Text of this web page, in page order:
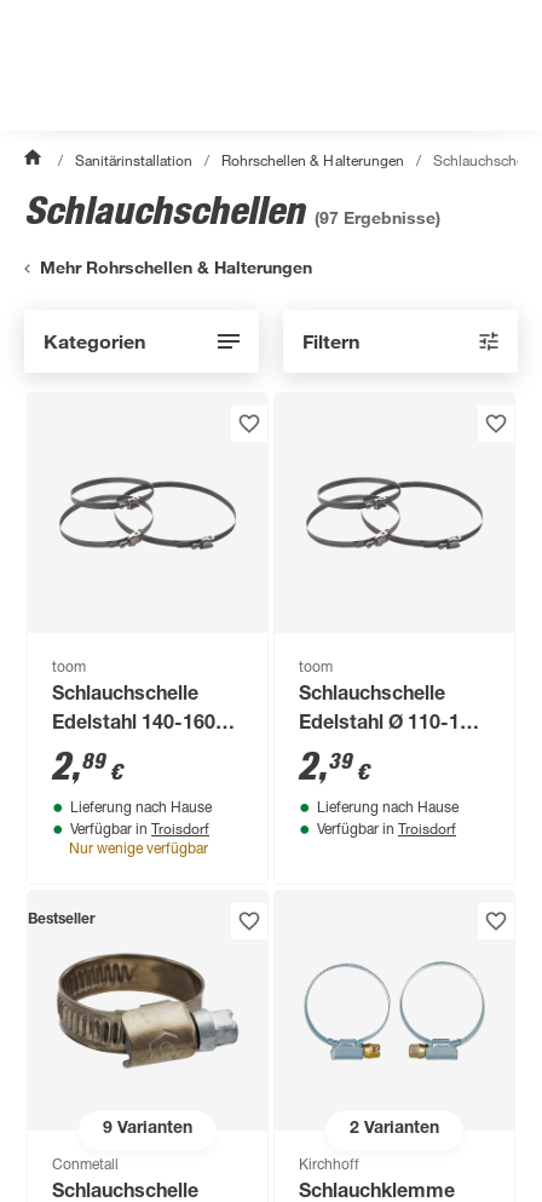
/ Sanitärinstallation / Rohrschellen & Halterungen /
Schlauchschellen (97 Ergebnisse)
Mehr Rohrschellen & Halterungen
Kategorien Filtern
toom
Schlauchschelle
Edelstahl 140-160
mm
2,89 €
Lieferung nach Hause
Verfügbar in Troisdorf
Nur wenige verfügbar
toom
Schlauchschelle
Edelstahl Ø 110-130
mm
2,39 €
Lieferung nach Hause
Verfügbar in Troisdorf
9Varianten
Bestseller
Conmetall
Schlauchschelle
2Varianten
Kirchhoff
Schlauchklemme